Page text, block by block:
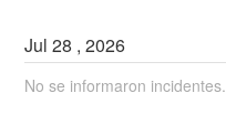
Jul28 ,2026
No se informaron incidentes.